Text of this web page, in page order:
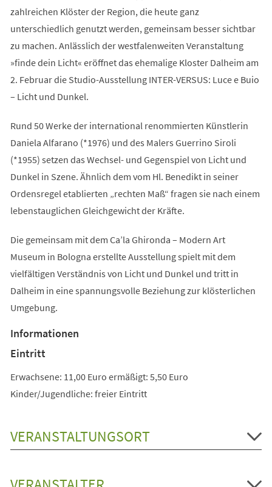
zahlreichen Klöster der Region, die heute ganz
unterschiedlich genutzt werden, gemeinsam besser sichtbar
zu machen. Anlässlich der westfalenweiten Veranstaltung
»finde dein Licht« eröffnet das ehemalige Kloster Dalheim am
2. Februar die Studio-Ausstellung INTER-VERSUS: Luce e Buio
– Licht und Dunkel.
Rund 50 Werke der international renommierten Künstlerin
Daniela Alfarano (*1976) und des Malers Guerrino Siroli
(*1955) setzen das Wechsel- und Gegenspiel von Licht und
Dunkel in Szene. Ähnlich dem vom Hl. Benedikt in seiner
Ordensregel etablierten „rechten Maß“ fragen sie nach einem
lebenstauglichen Gleichgewicht der Kräfte.
Die gemeinsam mit dem Ca’la Ghironda – Modern Art
Museum in Bologna erstellte Ausstellung spielt mit dem
vielfältigen Verständnis von Licht und Dunkel und tritt in
Dalheim in eine spannungsvolle Beziehung zur klösterlichen
Umgebung.
Informationen
Eintritt
Erwachsene: 11,00 Euro ermäßigt: 5,50 Euro
Kinder/Jugendliche: freier Eintritt
VERANSTALTUNGSORT